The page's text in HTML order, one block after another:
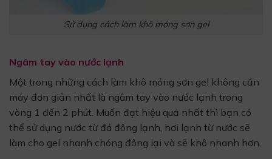
Sử dụng cách làm khô móng sơn gel
Ngâm tay vào nước lạnh
Một trong những cách làm khô móng sơn gel không cần
máy đơn giản nhất là ngâm tay vào nước lạnh trong
vòng 1 đến 2 phút. Muốn đạt hiệu quả nhất thì bạn có
thể sử dụng nước từ đá đông lạnh, hơi lạnh từ nước sẽ
làm cho gel nhanh chóng đông lại và sẽ khô nhanh hơn.